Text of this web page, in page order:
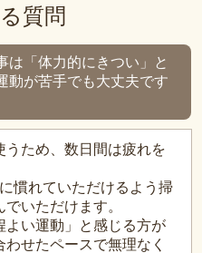
質問
は「体力的にきつい」と
動が苦手でも大丈夫です
ため、数日間は疲れを
慣れていただけるよう掃
いただけます。
よい運動」と感じる方が
せたペースで無理なく